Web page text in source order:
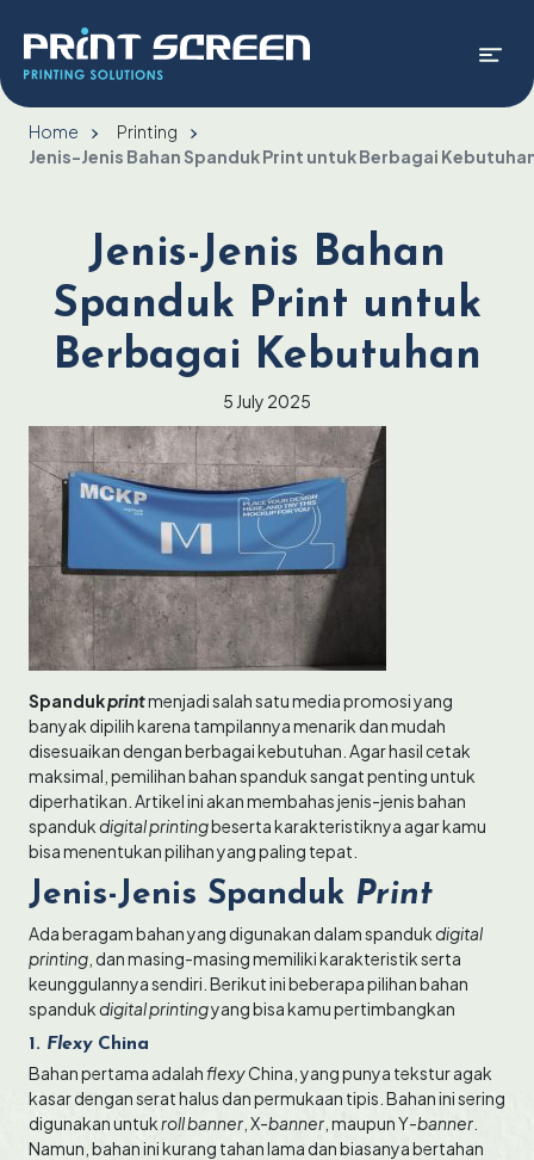
Home
Printing
Jenis-Jenis Bahan Spanduk Print untuk Berbagai
Jenis-Jenis Bahan
Spanduk Print untuk
Berbagai Kebutuhan
5 July 2025
Spandukprintmenjadi salah satu media promosi yang
banyak dipilih karena tampilannya menarik dan mudah
disesuaikan dengan berbagai kebutuhan. Agar hasil cetak
maksimal, pemilihan bahan spanduk sangat penting untuk
diperhatikan. Artikel ini akan membahas jenis-jenis bahan
spandukdigital printingbeserta karakteristiknya agar kamu
bisa menentukan pilihan yang paling tepat.
Jenis-Jenis Spanduk Print
Ada beragam bahan yang digunakan dalam spandukdigital
printing , dan masing-masing memiliki karakteristik serta
keunggulannya sendiri. Berikut ini beberapa pilihan bahan
spandukdigital printingyang bisa kamu pertimbangkan
1. Flexy China
Bahan pertama adalahflexyChina, yang punya tekstur agak
kasar dengan serat halus dan permukaan tipis. Bahan ini sering
digunakan untukroll banner , X-banner, maupun Y-banner
Namun, bahan ini kurang tahan lama dan biasanya bertahan